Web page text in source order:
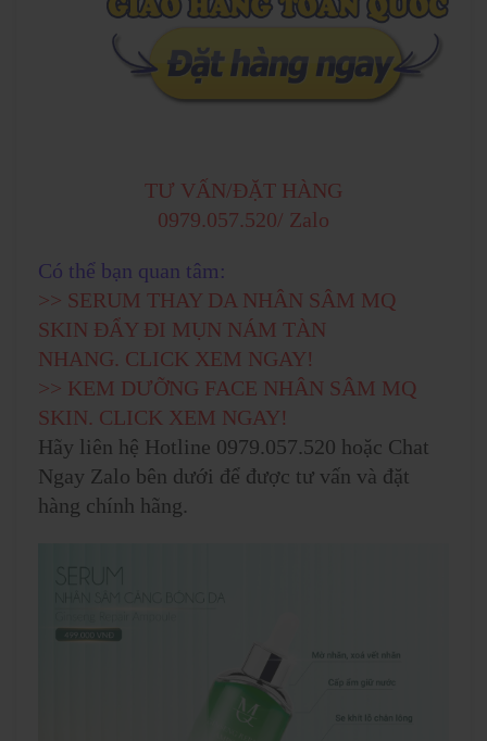
TƯ VẤN/ĐẶT HÀNG
0979.057.520/ Zalo
Có thể bạn quan tâm:
>> SERUM THAY DA NHÂN SÂM MQ
SKIN ĐẨY ĐI MỤN NÁM TÀN
NHANG. CLICK XEM NGAY!
>> KEM DƯỠNG FACE NHÂN SÂM MQ
SKIN. CLICK XEM NGAY!
Hãy liên hệ Hotline 0979.057.520 hoặc Chat
Ngay Zalo bên dưới để được tư vấn và đặt
hàng chính hãng.